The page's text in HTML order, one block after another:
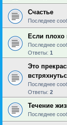
Счастье
Последнее
Если плохо
Последнее
Ответы: 1
Это
Последнее
Ответы: 2
Течение
Последнее